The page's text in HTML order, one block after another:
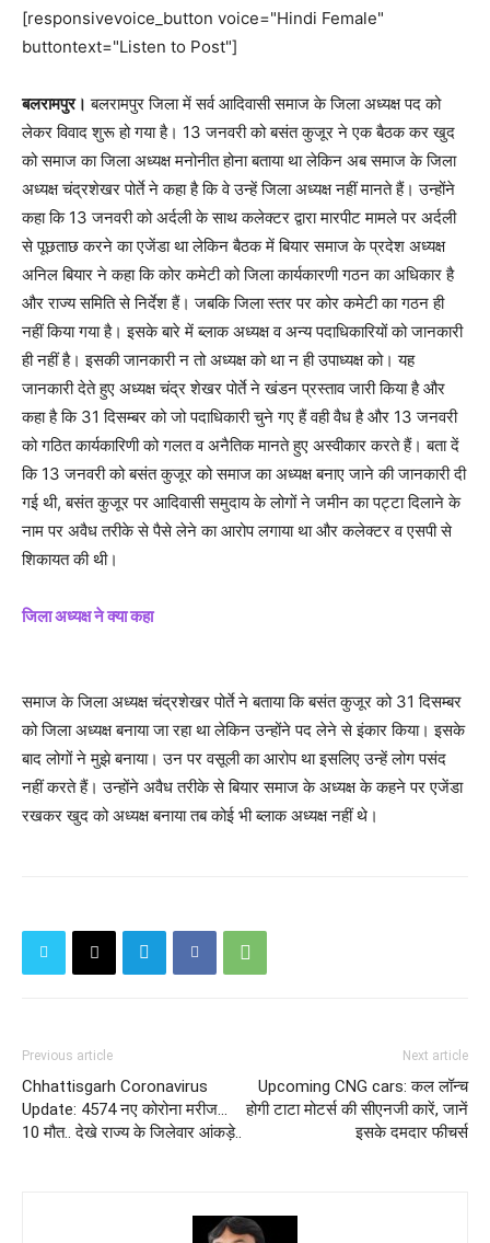
[responsivevoice_button voice="Hindi Female"
buttontext="Listen to Post"]
बलरामपुर। बलरामपुर जिला में सर्व आदिवासी समाज के जिला अध्यक्ष पद को
लेकर विवाद शुरू हो गया है। 13 जनवरी को बसंत कुजूर ने एक बैठक कर खुद
को समाज का जिला अध्यक्ष मनोनीत होना बताया था लेकिन अब समाज के जिला
अध्यक्ष चंद्रशेखर पोर्ते ने कहा है कि वे उन्हें जिला अध्यक्ष नहीं मानते हैं। उन्होंने
कहा कि 13 जनवरी को अर्दली के साथ कलेक्टर द्वारा मारपीट मामले पर अर्दली
से पूछताछ करने का एजेंडा था लेकिन बैठक में बियार समाज के प्रदेश अध्यक्ष
अनिल बियार ने कहा कि कोर कमेटी को जिला कार्यकारणी गठन का अधिकार है
और राज्य समिति से निर्देश हैं। जबकि जिला स्तर पर कोर कमेटी का गठन ही
नहीं किया गया है। इसके बारे में ब्लाक अध्यक्ष व अन्य पदाधिकारियों को जानकारी
ही नहीं है। इसकी जानकारी न तो अध्यक्ष को था न ही उपाध्यक्ष को। यह
जानकारी देते हुए अध्यक्ष चंद्र शेखर पोर्ते ने खंडन प्रस्ताव जारी किया है और
कहा है कि 31 दिसम्बर को जो पदाधिकारी चुने गए हैं वही वैध है और 13 जनवरी
को गठित कार्यकारिणी को गलत व अनैतिक मानते हुए अस्वीकार करते हैं। बता दें
कि 13 जनवरी को बसंत कुजूर को समाज का अध्यक्ष बनाए जाने की जानकारी दी
गई थी, बसंत कुजूर पर आदिवासी समुदाय के लोगों ने जमीन का पट्टा दिलाने के
नाम पर अवैध तरीके से पैसे लेने का आरोप लगाया था और कलेक्टर व एसपी से
शिकायत की थी।
जिला अध्यक्ष ने क्या कहा
समाज के जिला अध्यक्ष चंद्रशेखर पोर्ते ने बताया कि बसंत कुजूर को 31 दिसम्बर
को जिला अध्यक्ष बनाया जा रहा था लेकिन उन्होंने पद लेने से इंकार किया। इसके
बाद लोगों ने मुझे बनाया। उन पर वसूली का आरोप था इसलिए उन्हें लोग पसंद
नहीं करते हैं। उन्होंने अवैध तरीके से बियार समाज के अध्यक्ष के कहने पर एजेंडा
रखकर खुद को अध्यक्ष बनाया तब कोई भी ब्लाक अध्यक्ष नहीं थे।
Previous article
Chhattisgarh Coronavirus
Update: 4574 नए कोरोना मरीज...
10 मौत.. देखे राज्य के जिलेवार आंकड़े..
Next article
Upcoming CNG cars: कल लॉन्च
होगी टाटा मोटर्स की सीएनजी कारें, जानें
इसके दमदार फीचर्स